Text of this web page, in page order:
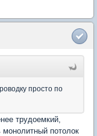
просто по
трудоемкий,
потолок